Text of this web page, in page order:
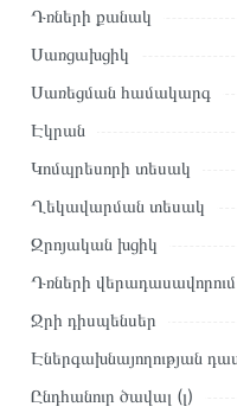
Այս ապրանքը գնելու
զամբյուղին»
Կարող եք նաև
կոնտակտային
Կայքում տվյալ
121 332 առաքման և
Մեր պրոֆեսիոնալ
կկապվեն ձեզ հետ՝
պայմանները։ Նախքան
խորհուրդ ենք տալիս
Դռների քանակ
Սառցախցիկ
Սառեցման համակարգ
Էկրան
Կոմպրեսորի տեսակ
Ղեկավարման տեսակ
Զրոյական խցիկ
Դռների վերադասավորում
Ջրի դիսպենսեր
Էներգախնայողության
Ընդհանուր ծավալ (լ)